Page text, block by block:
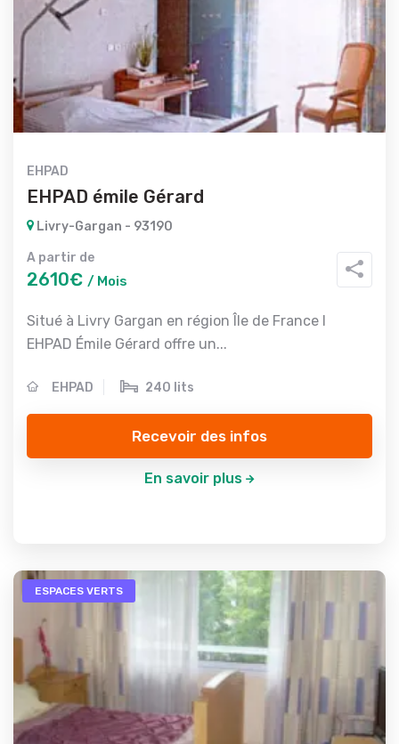
EHPAD
EHPAD émile Gérard
Livry-Gargan - 93190
A partir de
2610€ / Mois
Situé à Livry Gargan en région Île de France l
EHPAD Émile Gérard offre un...
EHPAD 240 lits
Recevoir des infos
En savoir plus
ESPACES VERTS